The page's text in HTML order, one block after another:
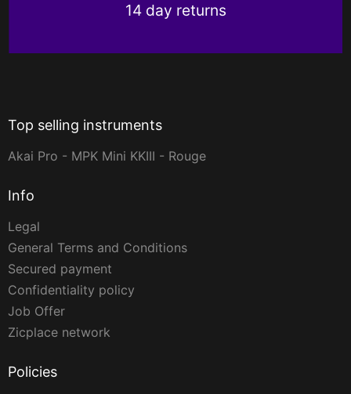
14 day returns
Top selling instruments
Akai Pro - MPK Mini KKIII - Rouge
Info
Legal
General Terms and Conditions
Secured payment
Confidentiality policy
Job Offer
Zicplace network
Policies